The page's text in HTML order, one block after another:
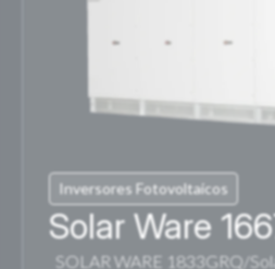
Inversores Fotovoltaicos
Solar Ware
SOLAR WARE 1833GRQ/